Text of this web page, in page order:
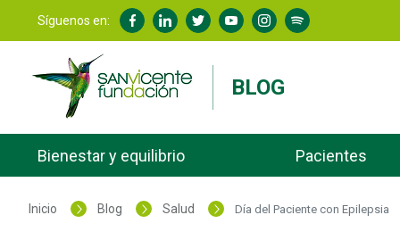
Síguenos en:
BLOG
Bienestar y equilibrio Pacientes
Inicio Blog Salud Día del Paciente con Epilepsia